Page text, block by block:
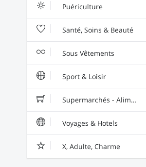
Puériculture
Santé, Soins & Beauté
Sous Vêtements
Sport & Loisir
Supermarchés - Alimentaire - Vin
Voyages & Hotels
X, Adulte, Charme